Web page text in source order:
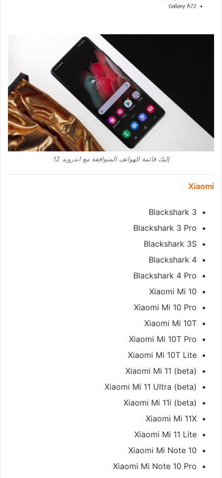
إليك قائمة الهواتف المتوافقة مع اندرويد 12
Xiaomi
Blackshark 3
Blackshark 3 Pro
Blackshark 3S
Blackshark 4
Blackshark 4 Pro
Xiaomi Mi 10
Xiaomi Mi 10 Pro
Xiaomi Mi 10T
Xiaomi Mi 10T Pro
Xiaomi Mi 10T Lite
Xiaomi Mi 11 (beta)
Xiaomi Mi 11 Ultra (beta)
Xiaomi Mi 11i (beta)
Xiaomi Mi 11X
Xiaomi Mi 11 Lite
Xiaomi Mi Note 10
Xiaomi Mi Note 10 Pro